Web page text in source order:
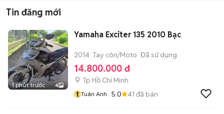
Tin đăng mới
1 phút trước 4
Yamaha Exciter 135 2010 Bạc
2014 Tay côn/Moto Đã sử dụng
14.800.000 đ
Tp Hồ Chí Minh
t Tuân Anh 5.0 41 đã bán